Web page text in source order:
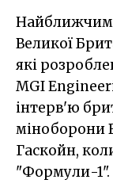
Найближчим часом Україна отримає від
Великої
які
MGI
інтерв'ю
міноборони
Гаскойн,
"Формули-1".